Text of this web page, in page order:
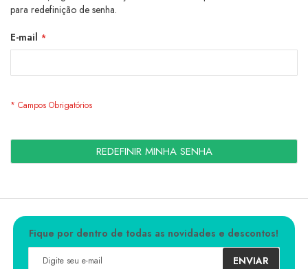
para redefinição de senha.
E-mail
REDEFINIR MINHA SENHA
Fique por dentro de todas as novidades e descontos!
ENVIAR